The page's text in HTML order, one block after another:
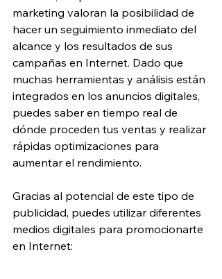
marketing valoran la posibilidad de
hacer un seguimiento inmediato del
alcance y los resultados de sus
campañas en Internet. Dado que
muchas herramientas y análisis están
integrados en los anuncios digitales,
puedes saber en tiempo real de
dónde proceden tus ventas y realizar
rápidas optimizaciones para
aumentar el rendimiento.
Gracias al potencial de este tipo de
publicidad, puedes utilizar diferentes
medios digitales para promocionarte
en Internet: